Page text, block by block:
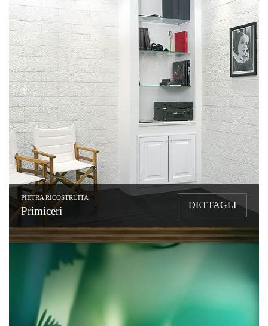
PIETRA RICOSTRUITA
Primiceri DETTAGLI